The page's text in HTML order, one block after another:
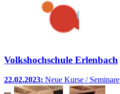
Volkshochschule Erlenbach
22.02.2023: Neue Kurse / Seminare